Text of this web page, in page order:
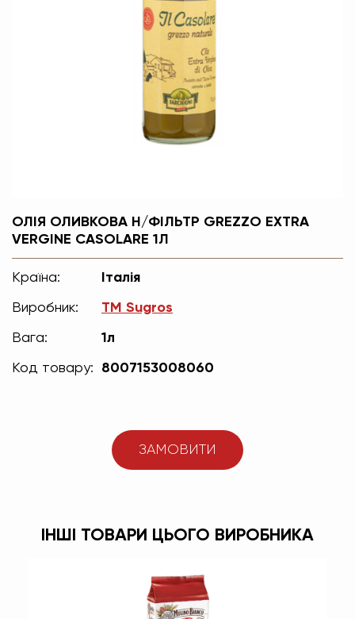
ОЛІЯ ОЛИВКОВА Н/ФІЛЬТР GREZZO EXTRA
VERGINE CASOLARE 1Л
Країна: Італія
Виробник: TM Sugros
Вага: 1л
Код товару: 8007153008060
ЗАМОВИТИ
ІНШІ ТОВАРИ ЦЬОГО ВИРОБНИКА